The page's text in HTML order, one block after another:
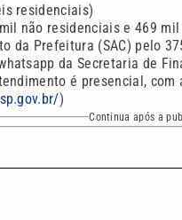
residenciais)
não residenciais e 469
da Prefeitura (SAC) pelo
da Secretaria de
é presencial, com
)
Continua após a